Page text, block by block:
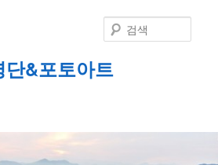
단&포토아트
색